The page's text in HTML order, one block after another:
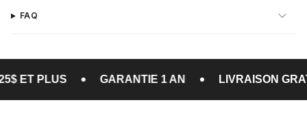
FAQ
PLUS • GARANTIE 1 AN • LIVRAISON